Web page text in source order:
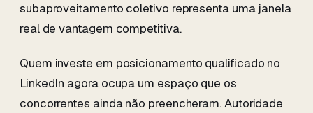
subaproveitamento coletivo representa uma janela
real de vantagem competitiva.
Quem investe em posicionamento qualificado no
LinkedIn agora ocupa um espaço que os
concorrentes ainda não preencheram. Autoridade